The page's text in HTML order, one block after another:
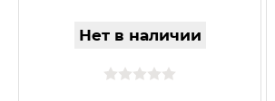
Нет в наличии